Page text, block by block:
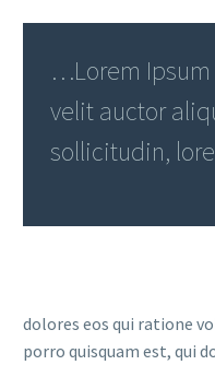
…Lorem
velit auctor
sollicitudin,
dolores eos qui ratione
porro quisquam est, qui